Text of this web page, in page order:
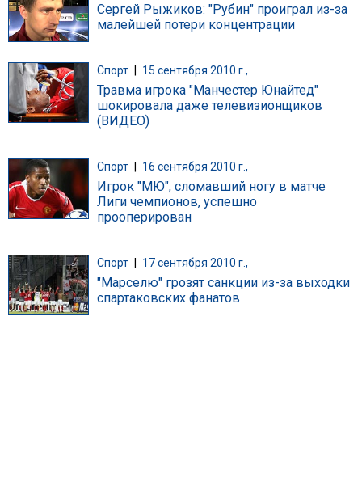
Сергей Рыжиков: "Рубин" проиграл из-за
малейшей потери концентрации
Спорт 15 сентября 2010 г.,
Травма игрока "Манчестер Юнайтед"
шокировала даже телевизионщиков
(ВИДЕО)
Спорт 16 сентября 2010 г.,
Игрок "МЮ", сломавший ногу в матче
Лиги чемпионов, успешно
прооперирован
Спорт 17 сентября 2010 г.,
"Марселю" грозят санкции из-за выходки
спартаковских фанатов